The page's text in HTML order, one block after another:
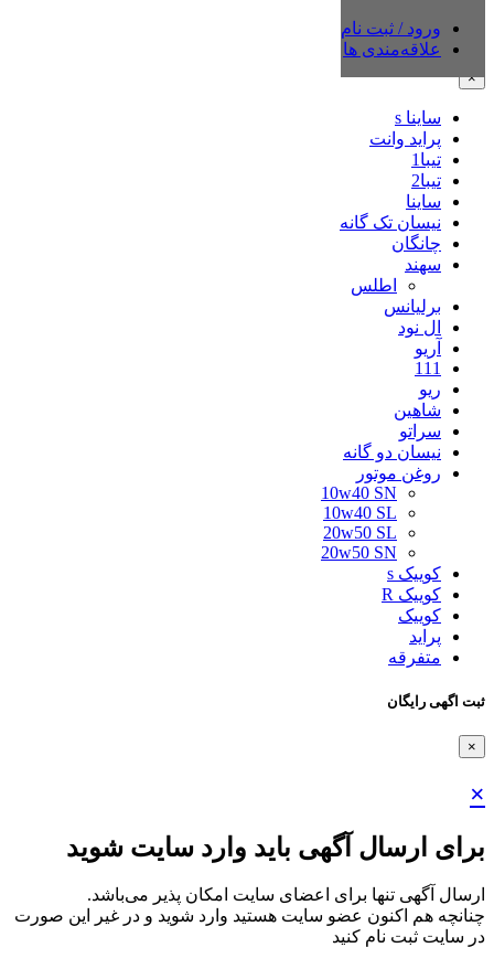
دسته‌بندی‌ها
×
ساینا s
پراید وانت
تیبا1
تیبا2
ساینا
نیسان تک گانه
چانگان
سهند
اطلس
برلیانس
ال نود
آریو
111
ریو
شاهین
سراتو
نیسان دو گانه
روغن موتور
10w40 SN
10w40 SL
20w50 SL
20w50 SN
کوییک s
کوییک R
کوییک
پراید
متفرقه
ثبت اگهی رایگان
×
×
برای ارسال آگهی باید وارد سایت شوید
ارسال آگهی تنها برای اعضای سایت امکان پذیر می‌باشد.
چنانچه هم‌ اکنون عضو سایت هستید وارد شوید و در غیر این صورت
در سایت ثبت نام کنید
ورود / ثبت نام
علاقه‌مندی ها